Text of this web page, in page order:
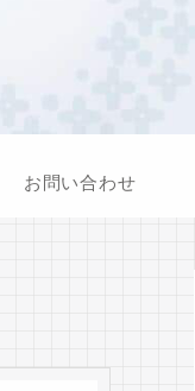
お問い合わせ